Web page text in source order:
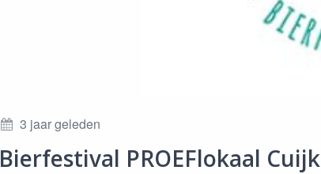
3 jaar geleden
Bierfestival PROEFlokaal Cuijk